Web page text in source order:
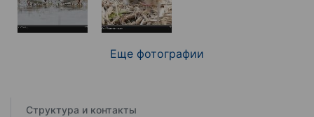
Еще фотографии
Структура и контакты